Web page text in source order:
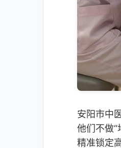
安阳市中
他们不做“
精准锁定